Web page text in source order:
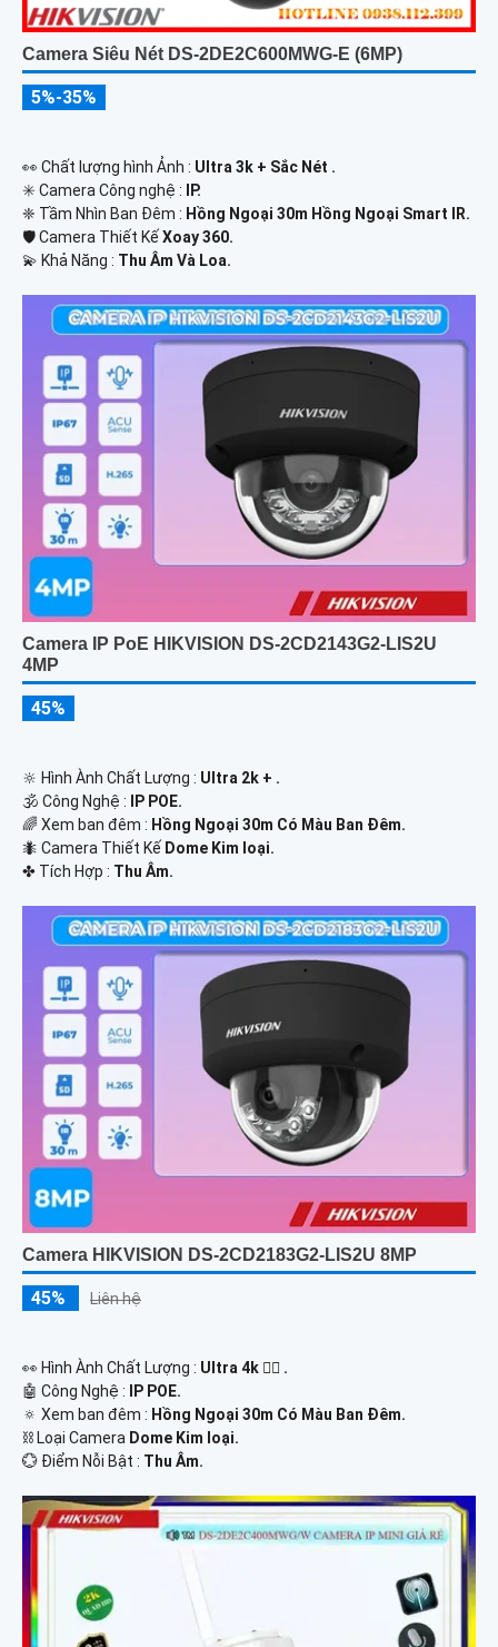
Camera Siêu Nét DS-2DE2C600MWG-E (6MP)
5%-35%
️👀 Chất lượng hình Ảnh : Ultra 3k + Sắc Nét .
✳️ Camera Công nghệ :
IP.
❈ Tầm Nhìn Ban Đêm : Hồng Ngoại 30m Hồng Ngoại Smart IR.
🛡 Camera Thiết Kế Xoay 360.
️💫 Khả Năng : Thu Âm Và Loa.
Camera IP PoE HIKVISION DS-2CD2143G2-LIS2U
4MP
45%
🔆 Hình Ành Chất Lượng : Ultra 2k + .
🕉️ Công Nghệ :
IP POE.
🌈 Xem ban đêm : Hồng Ngoại 30m Có Màu Ban Ðêm.
🐜 Camera Thiết Kế Dome Kim loại.
️✤ Tích Hợp : Thu Âm.
Camera HIKVISION DS-2CD2183G2-LIS2U 8MP
45% Liên hệ
️👀 Hình Ành Chất Lượng : Ultra 4k 👍🏾 .
🤖️ Công Nghệ : IP POE.
🔅 Xem ban đêm : Hồng Ngoại 30m Có Màu Ban Ðêm.
⛓ Loại Camera Dome Kim loại.
️💮 Điểm Nỗi Bật : Thu Âm.